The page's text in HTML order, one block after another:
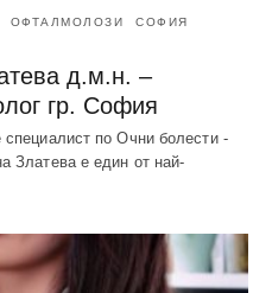
ОФТАЛМОЛОЗИ СОФИЯ
д.м.н. –
гр. София
по Очни болести -
Златева е един от най-